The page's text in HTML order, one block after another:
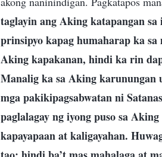
taglayin ang Aking katapangan
prinsipyo kapag humaharap ka
Aking kapakanan, hindi ka rin
Manalig ka sa Aking karunungan
mga pakikipagsabwatan ni
paglalagay ng iyong puso sa
kapayapaan at kaligayahan.